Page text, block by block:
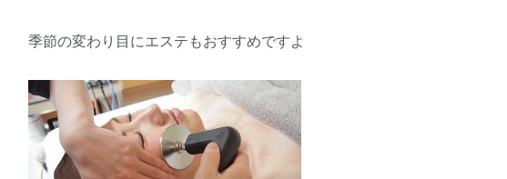
季節の変わり目にエステもおすすめですよ